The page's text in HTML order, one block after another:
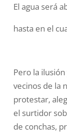
El agua será
hasta en el
Pero la
vecinos de la
protestar,
el surtidor
de conchas,